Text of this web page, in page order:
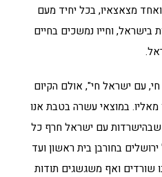
מצאצאיו, בכל יחיד מעם
וחייו נמשכים בחיים
חי, עם ישראל חי", אולם הקיום
מאליו. במוצאי עשרה בטבת אנו
עם ישראל חרף כל
בחורבן בית ראשון ועד
שורדים ואף משגשגים תודות